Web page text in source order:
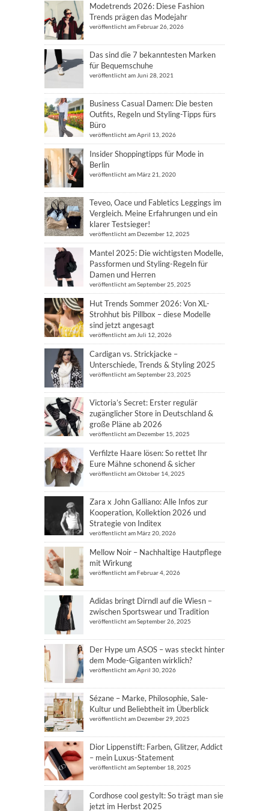
Modetrends 2026: Diese Fashion
Trends prägen das Modejahr
veröffentlicht am Februar 26, 2026
Das sind die 7 bekanntesten Marken
für Bequemschuhe
veröffentlicht am Juni 28, 2021
Business Casual Damen: Die besten
Outfits, Regeln und Styling-Tipps fürs
Büro
veröffentlicht am April 13, 2026
Insider Shoppingtipps für Mode in
Berlin
veröffentlicht am März 21, 2020
Teveo, Oace und Fabletics Leggings im
Vergleich. Meine Erfahrungen und ein
klarer Testsieger!
veröffentlicht am Dezember 12, 2025
Mantel 2025: Die wichtigsten Modelle,
Passformen und Styling-Regeln für
Damen und Herren
veröffentlicht am September 25, 2025
Hut Trends Sommer 2026: Von XL-
Strohhut bis Pillbox – diese Modelle
sind jetzt angesagt
veröffentlicht am Juli 12, 2026
Cardigan vs. Strickjacke –
Unterschiede, Trends & Styling 2025
veröffentlicht am September 23, 2025
Victoria’s Secret: Erster regulär
zugänglicher Store in Deutschland &
große Pläne ab 2026
veröffentlicht am Dezember 15, 2025
Verfilzte Haare lösen: So rettet Ihr
Eure Mähne schonend & sicher
veröffentlicht am Oktober 14, 2025
Zara x John Galliano: Alle Infos zur
Kooperation, Kollektion 2026 und
Strategie von Inditex
veröffentlicht am März 20, 2026
Mellow Noir – Nachhaltige Hautpflege
mit Wirkung
veröffentlicht am Februar 4, 2026
Adidas bringt Dirndl auf die Wiesn –
zwischen Sportswear und Tradition
veröffentlicht am September 26, 2025
Der Hype um ASOS – was steckt hinter
dem Mode-Giganten wirklich?
veröffentlicht am April 30, 2026
Sézane – Marke, Philosophie, Sale-
Kultur und Beliebtheit im Überblick
veröffentlicht am Dezember 29, 2025
Dior Lippenstift: Farben, Glitzer, Addict
– mein Luxus-Statement
veröffentlicht am September 18, 2025
Cordhose cool gestylt: So trägt man sie
jetzt im Herbst 2025